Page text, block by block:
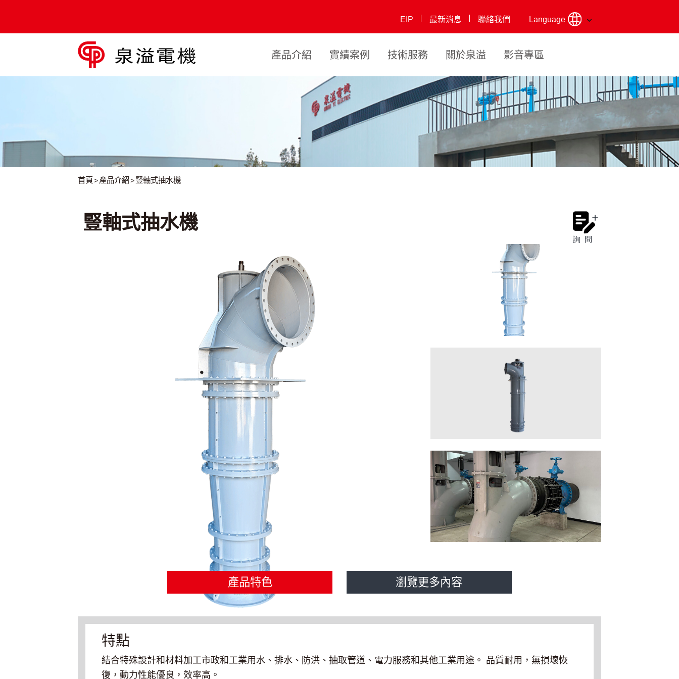
EIP 最新消息 聯絡我們 Language
產品介紹
沉水式電
動抽水機
沉水式電動抽
水機(低吸型)
豎軸式抽
水機
液壓履帶自
吸式抽水機
實驗室檢
驗
實績案例
沉水式電動抽水機 自吸型移動式引擎抽水機組
技術服務 關於泉溢
歷史發展 相關認證 專利證書
影音專區
首頁 產品介紹 豎軸式抽水機
豎軸式抽水機
產品特色 瀏覽更多內容
特點
結合特殊設計和材料加工市政和工業用水、排水、防洪、抽取管道、電力服務和其他工業用途。 品質耐用，無損壞恢
復，動力性能優良，效率高。